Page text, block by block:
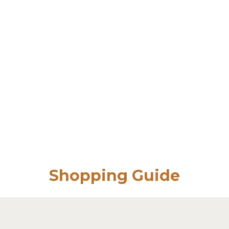
Shopping Guide